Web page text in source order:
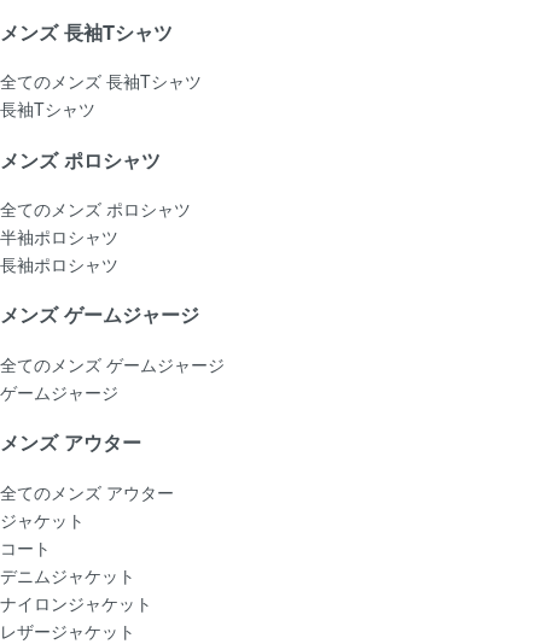
メンズ 長袖Tシャツ
全てのメンズ 長袖Tシャツ
長袖Tシャツ
メンズ ポロシャツ
全てのメンズ ポロシャツ
半袖ポロシャツ
長袖ポロシャツ
メンズ ゲームジャージ
全てのメンズ ゲームジャージ
ゲームジャージ
メンズ アウター
全てのメンズ アウター
ジャケット
コート
デニムジャケット
ナイロンジャケット
レザージャケット